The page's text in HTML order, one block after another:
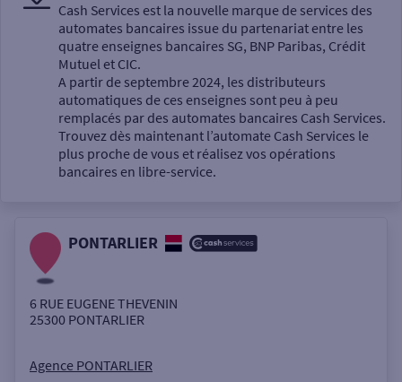
Sélectionnez votre recherche
Un service
Autour de moi
Cash Services est la nouvelle marque de services des
automates bancaires issue du partenariat entre les
quatre enseignes bancaires SG, BNP Paribas, Crédit
Mutuel et CIC.
A partir de septembre 2024, les distributeurs
automatiques de ces enseignes sont peu à peu
remplacés par des automates bancaires Cash Services.
Trouvez dès maintenant l’automate Cash Services le
plus proche de vous et réalisez vos opérations
bancaires en libre-service.
PONTARLIER
6 RUE EUGENE THEVENIN
25300 PONTARLIER
Agence PONTARLIER